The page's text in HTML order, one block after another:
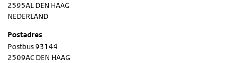
2595AL DEN HAAG
NEDERLAND
Postadres
Postbus 93144
2509AC DEN HAAG